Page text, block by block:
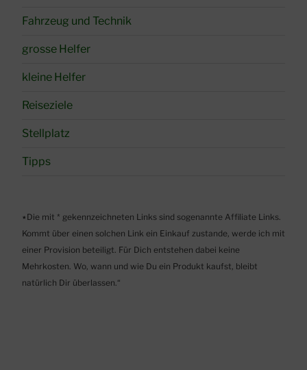
Fahrzeug und Technik
grosse Helfer
kleine Helfer
Reiseziele
Stellplatz
Tipps
٭Die mit * gekennzeichneten Links sind sogenannte Affiliate Links.
Kommt über einen solchen Link ein Einkauf zustande, werde ich mit
einer Provision beteiligt. Für Dich entstehen dabei keine
Mehrkosten. Wo, wann und wie Du ein Produkt kaufst, bleibt
natürlich Dir überlassen.“